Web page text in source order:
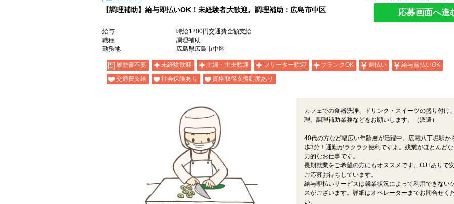
派遣社員
【調理補助】給与即払いOK！未経験者大歓迎。調理補助：広島市中区 応募画面へ進
給与
時給1200円交通費全額支給
職種
調理補助
勤務地
広島県広島市中区
履歴書不要 未経験歓迎 主婦・主夫歓迎 フリーター歓迎 ブランクOK 週払い
給与前払いOK
交通費支給
社会保険あり 資格取得支援制度あり
カフェでの食器洗浄、ドリンク・スイーツの盛り付け
理、調理補助業務などをお願いします。（派遣）
40代の方など幅広い年齢層が活躍中。広電八丁堀駅か
歩3分！通勤がラクラク便利ですよ。残業がほとんど
力的なお仕事です。
長期就業をご希望の方にもオススメです。OJTありで安
ご応募お待ちしています。
給与即払いサービスは就業状況によって利用できない
スがございます。詳細はオペレーターまでお問合せく
い。